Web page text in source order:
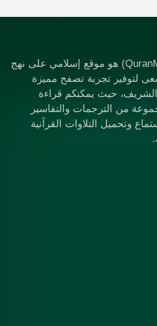
موقع القرآن ميديا (QuranMedia) هو موقع إسلامي على نهج
لتوفير تجربة تصفح مميزة
حيث يمكنكم قراءة
من الترجمات والتفاسير
وتحميل التلاوات القرآنية